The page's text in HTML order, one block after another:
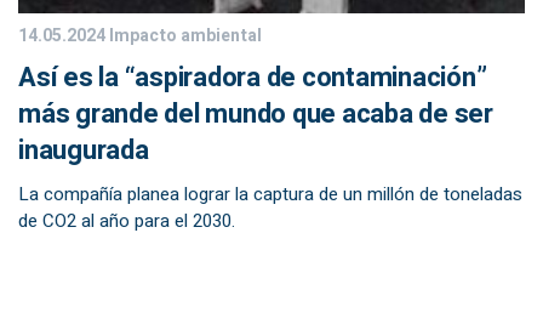
14.05.2024Impacto ambiental
Así es la “aspiradora de contaminación”
más grande del mundo que acaba de ser
inaugurada
La compañía planea lograr la captura de un millón de toneladas
de CO2 al año para el 2030.